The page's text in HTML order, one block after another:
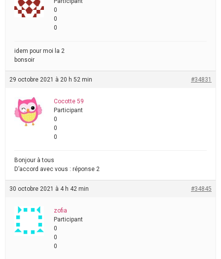
0
0
0
idem pour moi la 2
bonsoir
29 octobre 2021 à 20 h 52 min #34831
Cocotte 59
Participant
0
0
0
Bonjour à tous
D’accord avec vous : réponse 2
30 octobre 2021 à 4 h 42 min #34845
zofia
Participant
0
0
0